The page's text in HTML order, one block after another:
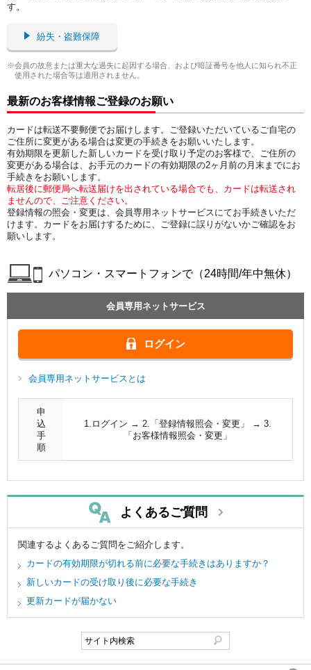
す。
紛失・盗難保障
会員の故意または重大な過失に起因する場合、および暗証番号を他人に知られ不正
使用された場合等は適用されません。
最新のお客様情報ご登録のお願い
カードは転送不要郵便でお届けします。ご登録いただいているご自宅の
ご住所に変更がある場合は変更の手続きをお願いいたします。
有効期限を更新した新しいカードを受け取り予定のお客様で、ご住所の
変更がある場合は、お手元のカードの有効期限の2ヶ月前の月末までにお
手続きをお願いします。
転居後に郵便局へ転送届けを出されている場合でも、カードは転送され
ませんので、ご注意ください。
登録情報の照会・変更は、会員専用ネットサービスにてお手続きいただ
けます。カードをお届けするために、ご登録に誤りがないかご確認をお
願いします。
パソコン・スマートフォンで（24時間/年中無休）
会員専用ネットサービス
ログイン
会員専用ネットサービスとは
申
込
手
順
1.ログイン → 2.「登録情報照会・変更」 → 3.
「お客様情報照会・変更」
よくあるご質問
関連するよくあるご質問をご紹介します。
カードの有効期限が切れる前に必要な手続きはありますか？
新しいカードの受け取り後に必要な手続き
更新カードが届かない